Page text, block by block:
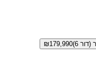
₪179,990